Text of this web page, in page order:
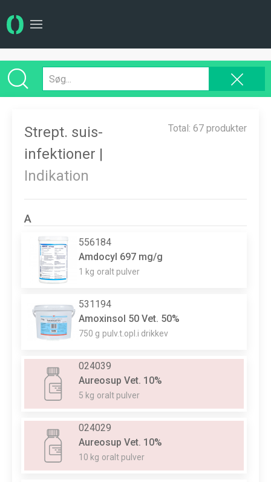
Strept. suis-
infektioner |
Indikation
Total: 67 produkter
A
556184
Amdocyl 697 mg/g
1 kg oralt pulver
531194
Amoxinsol 50 Vet. 50%
750 g pulv.t.opl.i drikkev
024039
Aureosup Vet. 10%
5 kg oralt pulver
024029
Aureosup Vet. 10%
10 kg oralt pulver